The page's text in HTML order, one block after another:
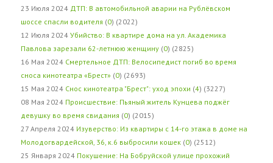
23 Июля 2024 ДТП: В автомобильной аварии на Рублёвском
шоссе спасли водителя (0) (2022)
12 Июля 2024 Убийство: В квартире дома на ул. Академика
Павлова зарезали 62-летнюю женщину (0) (2825)
16 Мая 2024 Смертельное ДТП: Велосипедист погиб во время
сноса кинотеатра «Брест» (0) (2693)
15 Мая 2024 Снос кинотеатра "Брест": уход эпохи (4) (3227)
08 Мая 2024 Происшествие: Пьяный житель Кунцева поджёг
девушку во время свидания (0) (2015)
27 Апреля 2024 Изуверство: Из квартиры с 14-го этажа в доме на
Молодогвардейской, 36, к.6 выбросили кошек (0) (2512)
25 Января 2024 Покушение: На Бобруйской улице прохожий